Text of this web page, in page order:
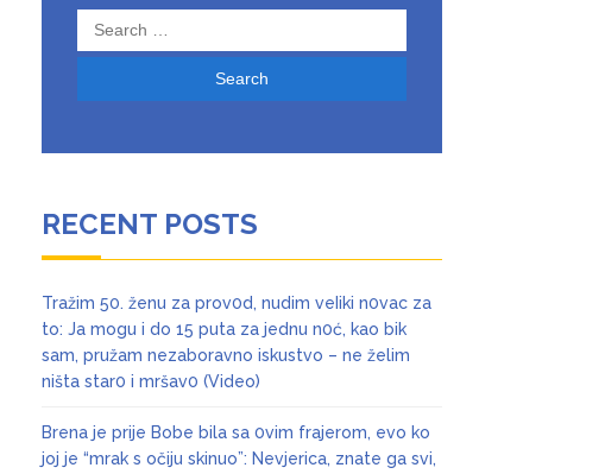
Search
for:
RECENT POSTS
Tražim 50. ženu za prov0d, nudim veIiki n0vac za
to: Ja mogu i do 15 puta za jednu n0ć, kao bik
sam, pružam nezaboravno iskustvo – ne želim
ništa star0 i mršav0 (Video)
Brena je prije Bobe bila sa 0vim frajerom, evo ko
joj je “mrak s očiju skinuo”: Nevjerica, znate ga svi,